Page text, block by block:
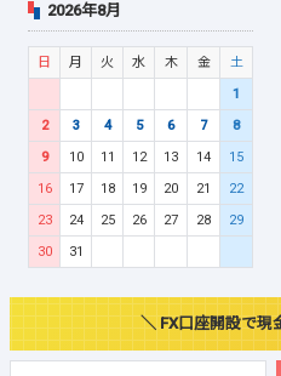
2026年8月
日 月 火 水 木 金
土
1
2
3 4 5 6 7
8
9
10 11 12 13 14
15
16
17 18 19 20 21
22
23
24 25 26 27 28
29
30
31
＼ FX口座開設で現